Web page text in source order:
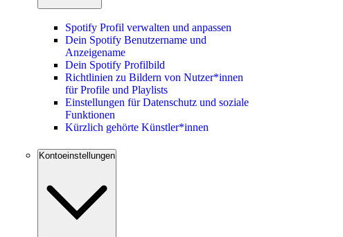
Spotify Profil verwalten und anpassen
Dein Spotify Benutzername und
Anzeigename
Dein Spotify Profilbild
Richtlinien zu Bildern von Nutzer*innen
für Profile und Playlists
Einstellungen für Datenschutz und soziale
Funktionen
Kürzlich gehörte Künstler*innen
Kontoeinstellungen